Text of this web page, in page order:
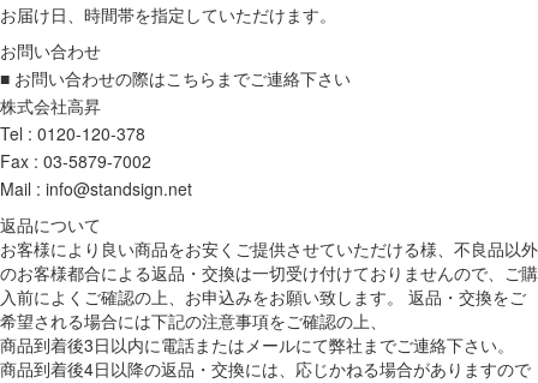
お届け日、時間帯を指定していただけます。
お問い合わせ
■ お問い合わせの際はこちらまでご連絡下さい
株式会社高昇
Tel : 0120-120-378
Fax : 03-5879-7002
Mail : info@standsign.net
返品について
お客様により良い商品をお安くご提供させていただける様、不良品以外
のお客様都合による返品・交換は一切受け付けておりませんので、ご購
入前によくご確認の上、お申込みをお願い致します。 返品・交換をご
希望される場合には下記の注意事項をご確認の上、
商品到着後3日以内に電話またはメールにて弊社までご連絡下さい。
商品到着後4日以降の返品・交換には、応じかねる場合がありますので